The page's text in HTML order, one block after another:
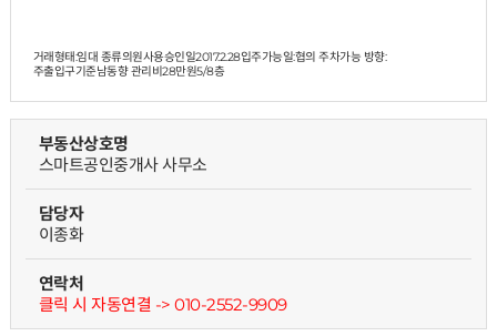
거래형태:임대 종류의원사용승인일2017.2.28입주가능일:협의 주차가능 방향:
주출입구기준남동향 관리비28만원5/8층
부동산상호명
스마트공인중개사 사무소
담당자
이종화
연락처
클릭 시 자동연결 -> 010-2552-9909